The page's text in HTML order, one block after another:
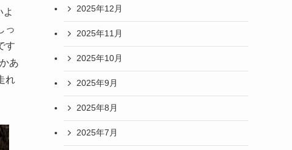
よ
っ
す
あ
れ
2025年12月
2025年11月
2025年10月
2025年9月
2025年8月
2025年7月